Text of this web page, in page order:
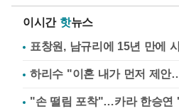
이시간 핫뉴스
표창원, 남규리에 15년 만에
하리수 "이혼 내가 먼저 제안
"손 떨림 포착"…카라 한승연